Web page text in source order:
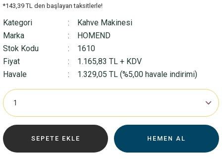
*143,39 TL den başlayan taksitlerle!
Kategori
Kahve Makinesi
Marka
HOMEND
Stok Kodu
1610
Fiyat
1.165,83 TL + KDV
Havale
1.329,05 TL (%5,00 havale indirimi)
SEPETE EKLE HEMEN AL